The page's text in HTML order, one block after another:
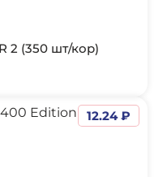
2 (350 шт/кор)
12.24 ₽